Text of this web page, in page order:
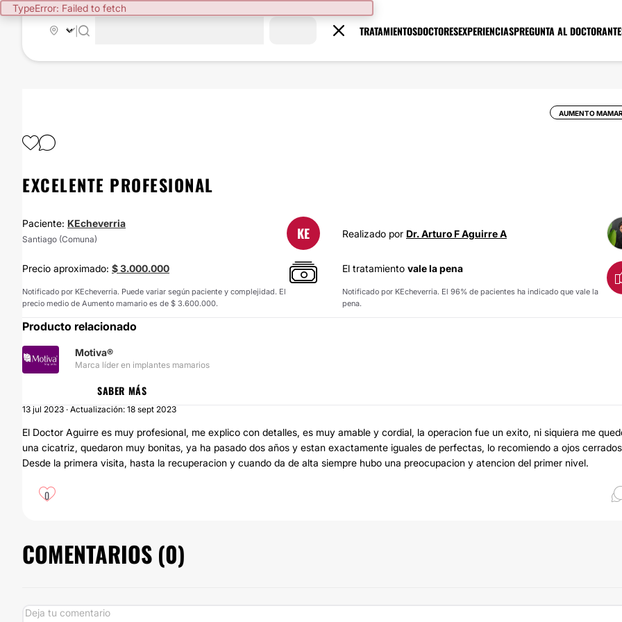
TypeError: Failed to fetch
TRATAMIENTOSDOCTORESEXPERIENCIASPREGUNTA AL DOCTOR
AUMENTO
EXCELENTE PROFESIONAL
Paciente: KEcheverria
Santiago (Comuna) KE Realizado por Dr. Arturo F Aguirre A
Precio aproximado: $ 3.000.000
Notificado por KEcheverria. Puede variar según paciente y complejidad. El
precio medio de Aumento mamario es de $ 3.600.000.
El tratamiento vale la pena
Notificado por KEcheverria. El 96% de pacientes ha indicado que vale la
pena.
Producto relacionado
Motiva®
Marca líder en implantes mamarios
SABER MÁS
13 jul 2023 · Actualización: 18 sept 2023
El Doctor Aguirre es muy profesional, me explico con detalles, es muy amable y cordial, la operacion fue un exito, ni siquiera me
una cicatriz, quedaron muy bonitas, ya ha pasado dos años y estan exactamente iguales de perfectas, lo recomiendo a ojos
Desde la primera visita, hasta la recuperacion y cuando da de alta siempre hubo una preocupacion y atencion del primer nivel.
0
COMENTARIOS (0)